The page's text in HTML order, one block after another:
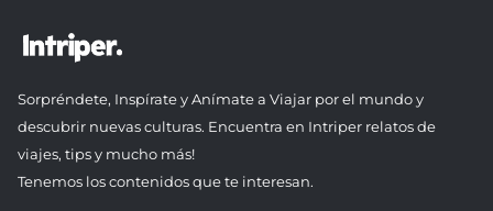
Sorpréndete, Inspírate y Anímate a Viajar por el mundo y
descubrir nuevas culturas. Encuentra en Intriper relatos de
viajes, tips y mucho más!
Tenemos los contenidos que te interesan.